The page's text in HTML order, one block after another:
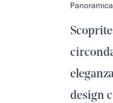
Panoramica
design